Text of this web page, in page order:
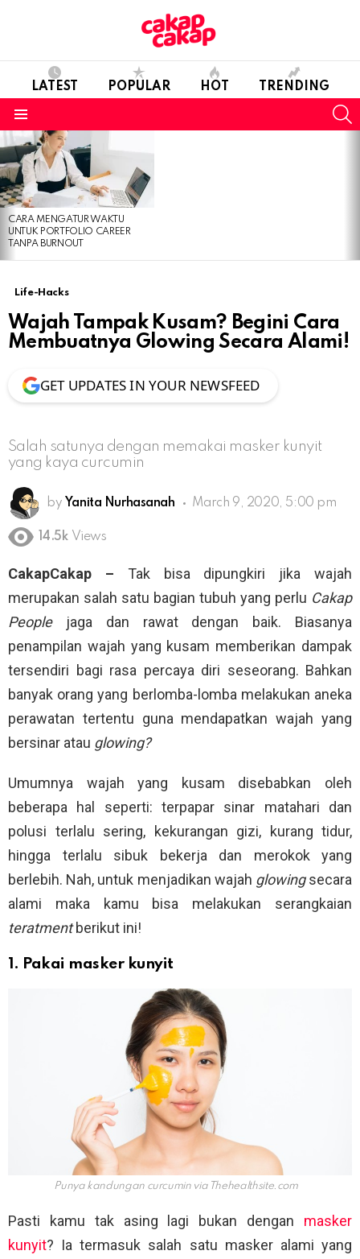
LATEST POPULAR HOT TRENDING
LATEST
STORIES
CARA MENGATUR WAKTU
UNTUK PORTFOLIO CAREER
TANPA BURNOUT
Life-Hacks
Wajah Tampak Kusam? Begini Cara
Membuatnya Glowing Secara Alami!
GET UPDATES IN YOUR NEWSFEED
Salah satunya dengan memakai masker kunyit
yang kaya curcumin
by Yanita Nurhasanah March 9, 2020, 5:00 pm
14.5k Views
CakapCakap – Tak bisa dipungkiri jika wajah
merupakan salah satu bagian tubuh yang perlu Cakap
People
jaga dan rawat dengan baik. Biasanya
penampilan wajah yang kusam memberikan dampak
tersendiri bagi rasa percaya diri seseorang. Bahkan
banyak orang yang berlomba-lomba melakukan aneka
perawatan tertentu guna mendapatkan wajah yang
bersinar atau glowing?
Umumnya wajah yang kusam disebabkan oleh
beberapa hal seperti: terpapar sinar matahari dan
polusi terlalu sering, kekurangan gizi, kurang tidur,
hingga terlalu sibuk bekerja dan merokok yang
berlebih. Nah, untuk menjadikan wajah glowingsecara
alami maka kamu bisa melakukan serangkaian
teratmentberikut ini!
1. Pakai masker kunyit
Punya kandungan curcumin via Thehealthsite.com
Pasti kamu tak asing lagi bukan dengan masker
kunyit? Ia termasuk salah satu masker alami yang